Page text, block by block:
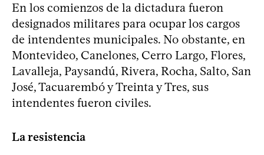
En los comienzos de la dictadura fueron
designados militares para ocupar los cargos
de intendentes municipales. No obstante, en
Montevideo, Canelones, Cerro Largo, Flores,
Lavalleja, Paysandú, Rivera, Rocha, Salto, San
José, Tacuarembó y Treinta y Tres, sus
intendentes fueron civiles.
La resistencia